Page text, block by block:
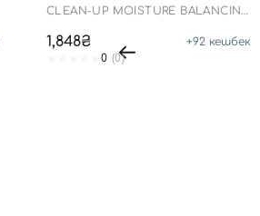
CLEAN-UP MOISTURE BALANCING
1,848₴ +92 кешбек
0 (0)